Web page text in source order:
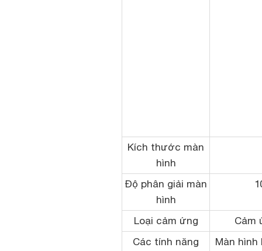
Kích thước màn
hình
Độ phân giải màn
hình
Loại cảm ứng
Cảm
Các tính năng
Màn hình